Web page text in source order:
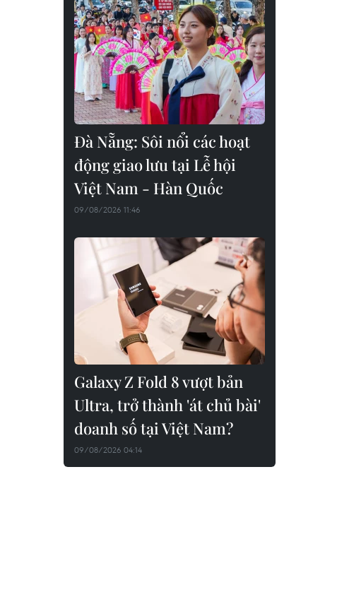
Đà Nẵng: Sôi nổi các hoạt
động giao lưu tại Lễ hội
Việt Nam - Hàn Quốc
09/08/2026 11:46
Galaxy Z Fold 8 vượt bản
Ultra, trở thành 'át chủ bài'
doanh số tại Việt Nam?
09/08/2026 04:14